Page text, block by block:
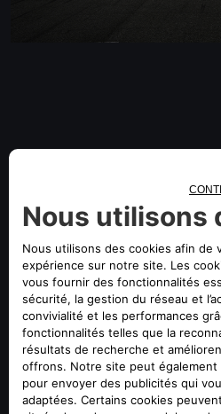
Le design intemporel de nos
permet de nous démarquer.
“Autonis Design Awards”, les
Stelvio ont été désignées
de leur catégorie par les
allemand “Auto Motor und
extrêmement fiers de ce
célébration à la fois du travail
des recherches menées par le